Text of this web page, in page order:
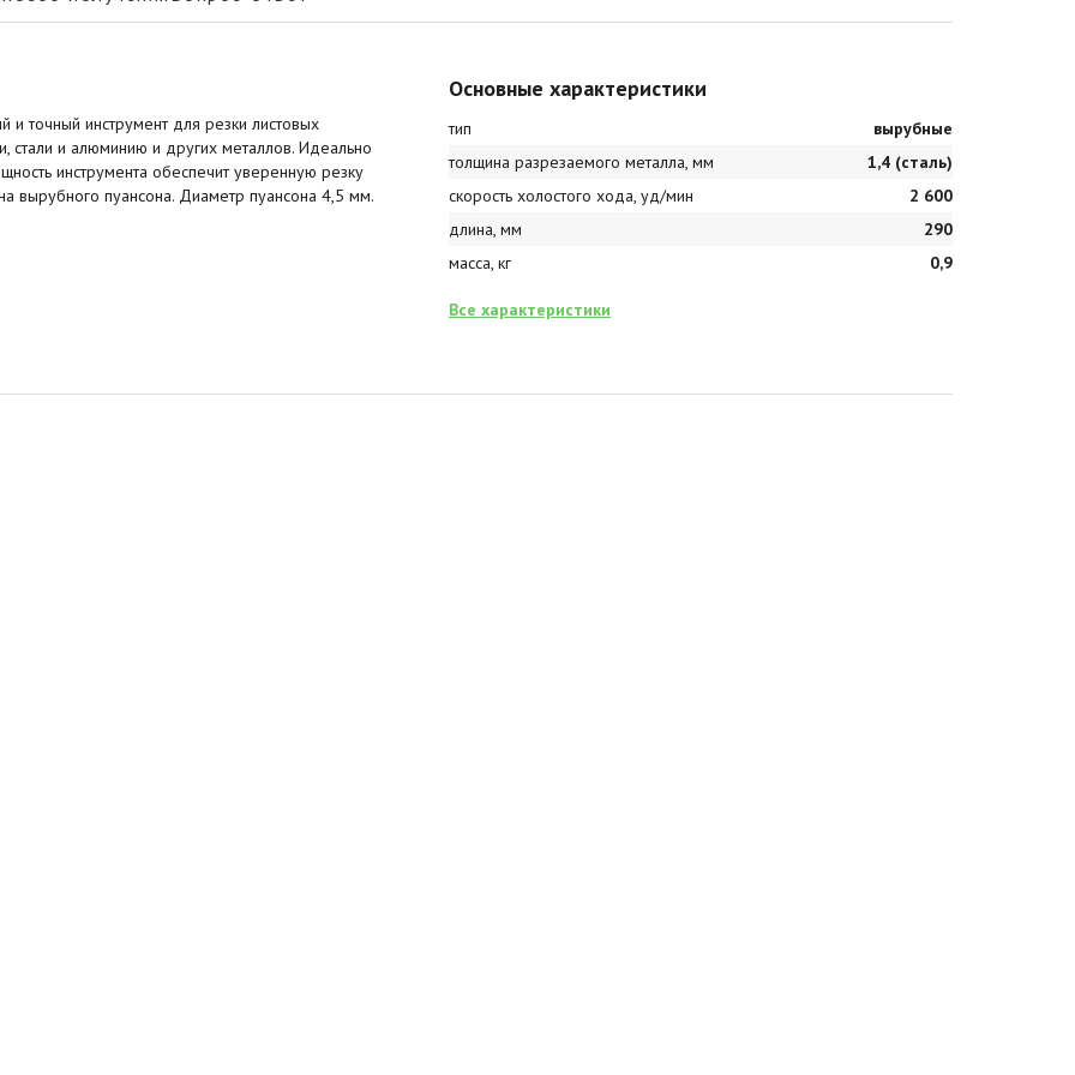
точный инструмент для резки листовых
стали и алюминию и других металлов. Идеально
инструмента обеспечит уверенную резку
вырубного пуансона. Диаметр пуансона 4,5 мм.
Основные характеристики
тип
вырубные
толщина разрезаемого металла, мм
1,4 (сталь)
скорость холостого хода, уд/мин
2 600
длина, мм
290
масса, кг
0,9
Все характеристики